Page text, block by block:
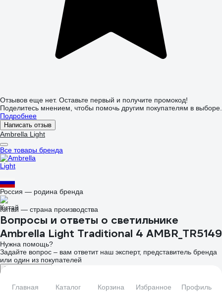
Главная Каталог Корзина Избранное Профиль
Отзывов еще нет. Оставьте первый и получите промокод!
Поделитесь мнением, чтобы помочь другим покупателям в выборе.
Подробнее
Написать отзыв
Ambrella Light
Все товары бренда
Россия — родина бренда
Китай — страна производства
Вопросы и ответы о светильнике
Ambrella Light Traditional 4 AMBR_TR5149
Нужна помощь?
Задайте вопрос – вам ответит наш эксперт, представитель бренда
или один из покупателей
Задать вопрос
Citilux Краков